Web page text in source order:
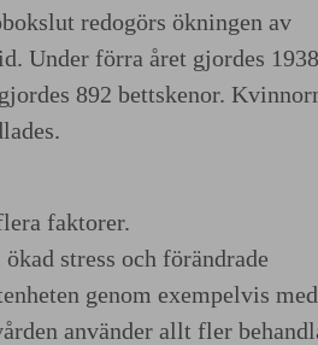
redogörs ökningen av
Under förra året gjordes 1938
892 bettskenor.
faktorer.
stress och förändrade
genom exempelvis
använder allt fler